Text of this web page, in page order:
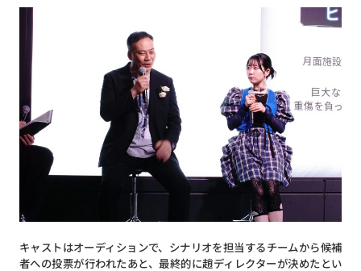
キャストはオーディションで、シナリオを担当するチームから候補
者への投票が行われたあと、最終的に趙ディレクターが決めたとい